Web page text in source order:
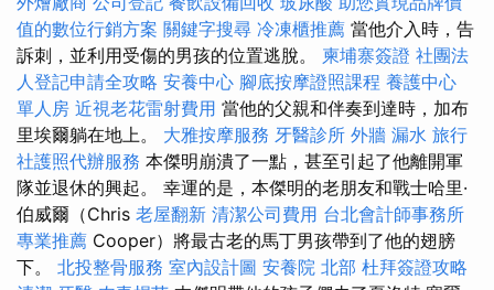
值的數位行銷方案 關鍵字搜尋 冷凍櫃推薦 當他介入時，告
訴刺，並利用受傷的男孩的位置逃脫。 柬埔寨簽證 社團法
人登記申請全攻略 安養中心 腳底按摩證照課程 養護中心
單人房 近視老花雷射費用 當他的父親和伴奏到達時，加布
里埃爾躺在地上。 大雅按摩服務 牙醫診所 外牆 漏水 旅行
社護照代辦服務 本傑明崩潰了一點，甚至引起了他離開軍
隊並退休的興起。 幸運的是，本傑明的老朋友和戰士哈里·
伯威爾（Chris 老屋翻新 清潔公司費用 台北會計師事務所
專業推薦 Cooper）將最古老的馬丁男孩帶到了他的翅膀
下。 北投整骨服務 室內設計圖 安養院 北部 杜拜簽證攻略